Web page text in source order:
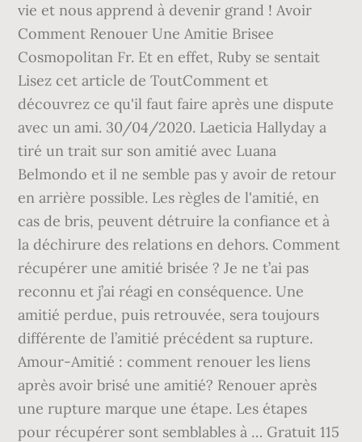
vie et nous apprend à devenir grand ! Avoir
Comment Renouer Une Amitie Brisee
Cosmopolitan Fr. Et en effet, Ruby se sentait
Lisez cet article de ToutComment et
découvrez ce qu'il faut faire après une dispute
avec un ami. 30/04/2020. Laeticia Hallyday a
tiré un trait sur son amitié avec Luana
Belmondo et il ne semble pas y avoir de retour
en arrière possible. Les règles de l'amitié, en
cas de bris, peuvent détruire la confiance et à
la déchirure des relations en dehors. Comment
récupérer une amitié brisée ? Je ne t’ai pas
reconnu et j’ai réagi en conséquence. Une
amitié perdue, puis retrouvée, sera toujours
différente de l’amitié précédent sa rupture.
Amour-Amitié : comment renouer les liens
après avoir brisé une amitié? Renouer après
une rupture marque une étape. Les étapes
pour récupérer sont semblables à … Gratuit 115